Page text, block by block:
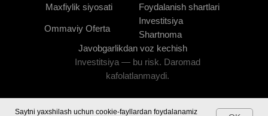
Maxfiylik siyosati
Ommaviy Oferta
Foydalanish shartlari
Shartnoma
Investitsiya — bu risk. Daromad
kafolatlanmaydi.
Javobgarlikdan voz kechish
Investitsiya
Saytni yaxshilash uchun cookie-fayllardan foydalanamiz